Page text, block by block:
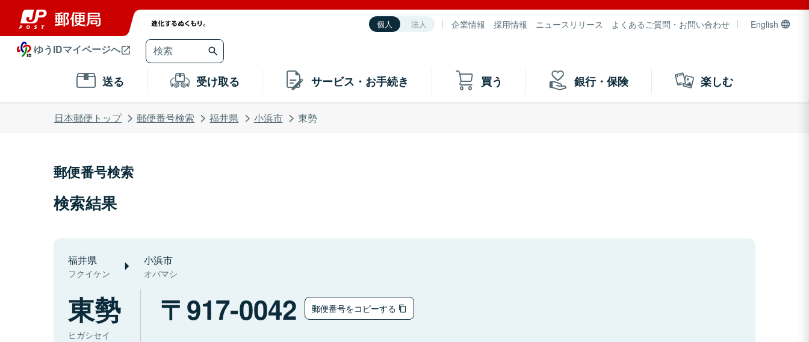
個人 法人 企業情報 採用情報 ニュースリリース よくあるご質問・お問い合わせ English
ゆうIDマイページへ
送る 受け取る サービス・お手続き 買う 銀行・保険 楽しむ
日本郵便トップ 郵便番号検索 福井県 小浜市 東勢
郵便番号検索
検索結果
福井県
フクイケン
小浜市
オバマシ
東勢
ヒガシセイ
917-0042 郵便番号をコピーする